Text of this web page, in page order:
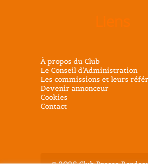
À propos du Club
Le Conseil d’Administration
Les commissions et leurs
Devenir annonceur
Cookies
Contact